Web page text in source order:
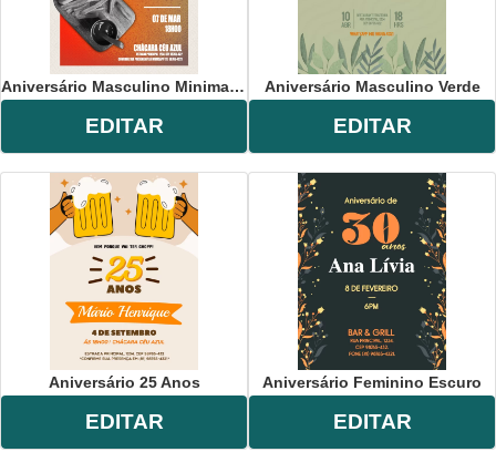
Aniversário Masculino Minimalista
EDITAR
Aniversário Masculino Verde
EDITAR
Aniversário 25 Anos
EDITAR
Aniversário Feminino Escuro
EDITAR